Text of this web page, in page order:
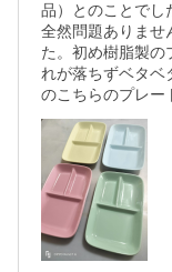
品）とのことでし
全然問題ありませ
た。初め樹脂製の
れが落ちずベタベ
のこちらのプレー